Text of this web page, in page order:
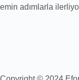
emin adımlarla